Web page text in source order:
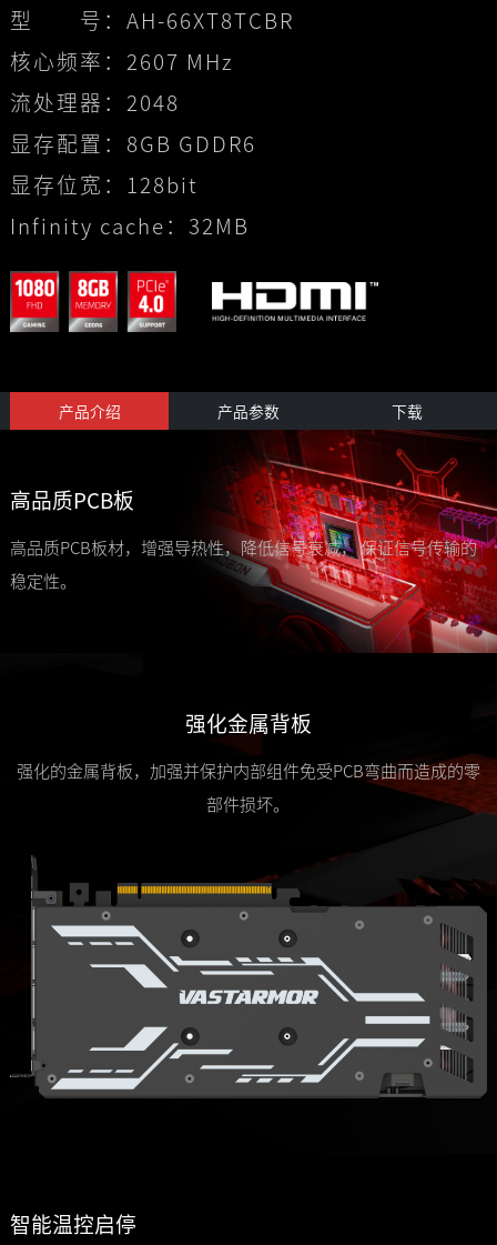
型 号： AH-66XT8TCBR
核心频率： 2607 MHz
流处理器： 2048
显存配置： 8GB GDDR6
显存位宽： 128bit
Infinity cache： 32MB
产品介绍 产品参数 下载
高品质PCB板
高品质PCB板材，增强导热性，降低信号衰减， 保证信号传输的
稳定性。
强化金属背板
强化的金属背板，加强并保护内部组件免受PCB弯曲而造成的零
部件损坏。
智能温控启停